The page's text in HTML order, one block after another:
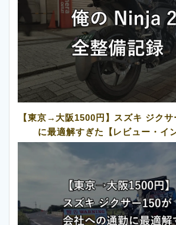
【東京→大阪1500円】スズキ ジク
に最適解すぎた【レビュー・イ